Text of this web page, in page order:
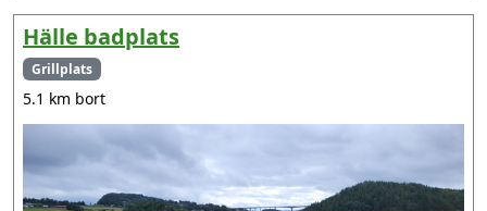
Hälle badplats
Grillplats
5.1 km bort